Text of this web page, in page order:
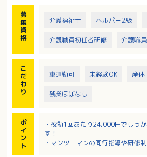
募
集
資
格
介護福祉士 ヘルパー2級
介護職員初任者研修 介護職
こ
だ
わ
り
車通勤可 未経験OK 産休
残業ほぼなし
ポ
イ
ン
ト
・夜勤1回あたり24,000円でしっ
す！
・マンツーマンの同行指導や研修